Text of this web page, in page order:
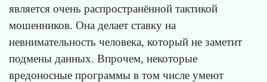
является очень распространённой тактикой
мошенников. Она делает ставку на
невнимательность человека, который не заметит
подмены данных. Впрочем, некоторые
вредоносные программы в том числе умеют